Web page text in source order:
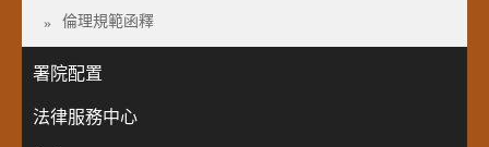
倫理規範函釋
署院配置
法律服務中心